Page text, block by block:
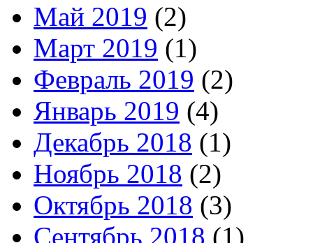
Май 2019 (2)
Март 2019 (1)
Февраль 2019 (2)
Январь 2019 (4)
Декабрь 2018 (1)
Ноябрь 2018 (2)
Октябрь 2018 (3)
Сентябрь 2018 (1)